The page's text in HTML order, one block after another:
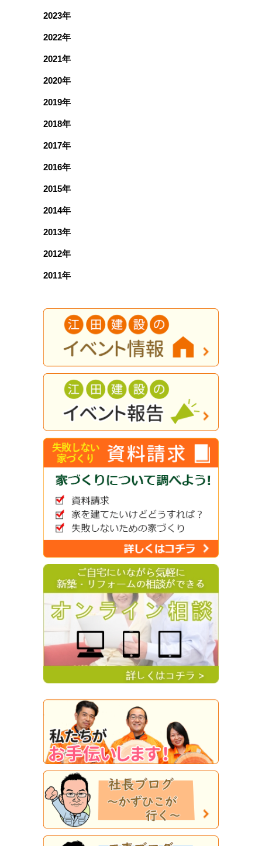
2023年
2022年
2021年
2020年
2019年
2018年
2017年
2016年
2015年
2014年
2013年
2012年
2011年